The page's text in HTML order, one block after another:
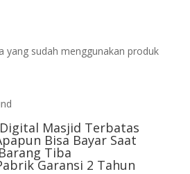
yang sudah menggunakan produk
Masjid Terbatas
Bisa Bayar Saat
Barang Tiba
Garansi 2 Tahun